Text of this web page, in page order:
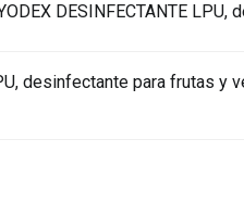
DESINFECTANTE